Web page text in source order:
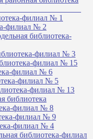
филиал № 1
филиал № 2
библиотека-
филиал № 3
филиал № 15
филиал № 6
филиал № 5
филиал № 13
библиотека
филиал № 8
филиал № 9
филиал № 4
библиотека-филиал